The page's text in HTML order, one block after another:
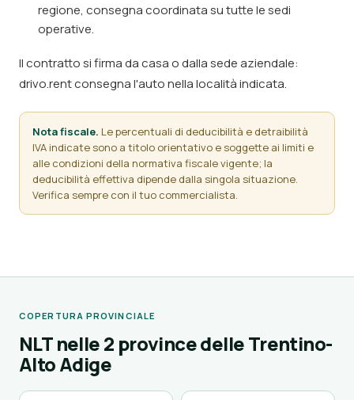
regione, consegna coordinata su tutte le sedi
operative.
Il contratto si firma da casa o dalla sede aziendale:
drivo.rent consegna l'auto nella località indicata.
Nota fiscale. Le percentuali di deducibilità e detraibilità
IVA indicate sono a titolo orientativo e soggette ai limiti e
alle condizioni della normativa fiscale vigente; la
deducibilità effettiva dipende dalla singola situazione.
Verifica sempre con il tuo commercialista.
COPERTURA PROVINCIALE
NLT nelle 2 province delle Trentino-
Alto Adige